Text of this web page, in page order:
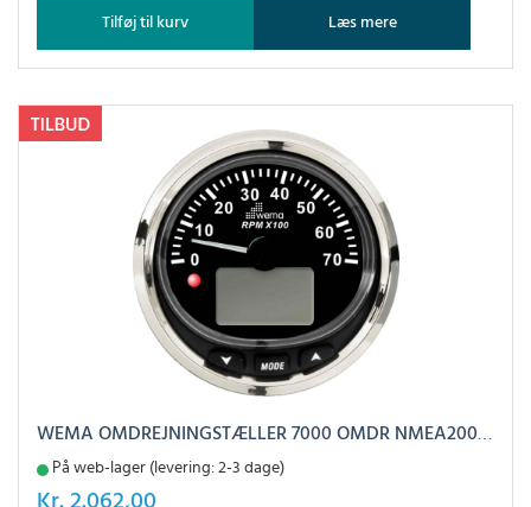
Tilføj til kurv Læs mere
WEMA OMDREJNINGSTÆLLER 7000 OMDR NMEA2000 HVIDT RF
På web-lager (levering: 2-3 dage)